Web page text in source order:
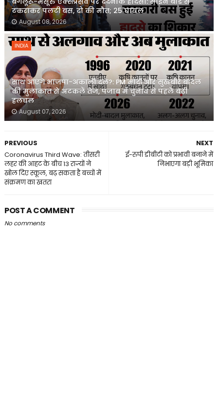
टकराकर पलटी बस, दो की मौत; 25 घायल
August 08, 2026
INDIA
साथ आएंगे भाजपा-अकाली दल?: PM मोदी और सुखबीर बादल
की मुलाकात से अटकलें तेज, पंजाब में चुनाव से पहले बढ़ी
हलचल
August 07, 2026
NEXT
ई-रुपी डीबीटी को प्रभावी बनाने में
निभाएगा बड़ी भूमिका
PREVIOUS
Coronavirus Third Wave: तीसरी
लहर की आहट के बीच 13 राज्यों ने
खोल दिए स्कूल, बढ़ सकता है बच्चों में
संक्रमण का खतरा
POST A COMMENT
No comments